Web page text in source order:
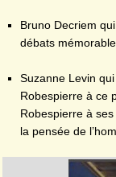
Bruno Decriem
débats
Suzanne Levin
Robespierre à ce
Robespierre à
la pensée de